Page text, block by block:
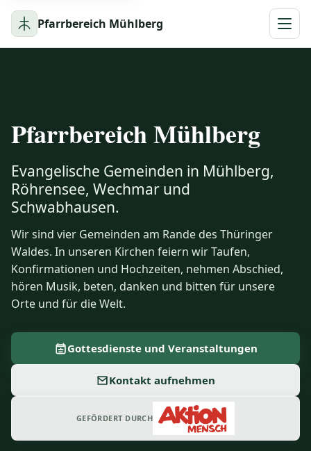
Pfarrbereich Mühlberg
Pfarrbereich Mühlberg
Evangelische Gemeinden in Mühlberg,
Röhrensee, Wechmar und
Schwabhausen.
Wir sind vier Gemeinden am Rande des Thüringer
Waldes. In unseren Kirchen feiern wir Taufen,
Konfirmationen und Hochzeiten, nehmen Abschied,
hören Musik, beten, danken und bitten für unsere
Orte und für die Welt.
Gottesdienste und Veranstaltungen
Kontakt aufnehmen
GEFÖRDERT DURCH